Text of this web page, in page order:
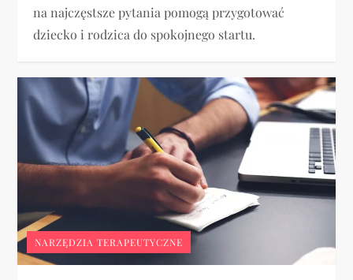
na najczęstsze pytania pomogą przygotować
dziecko i rodzica do spokojnego startu.
NARZĘDZIA TERAPEUTYCZNE